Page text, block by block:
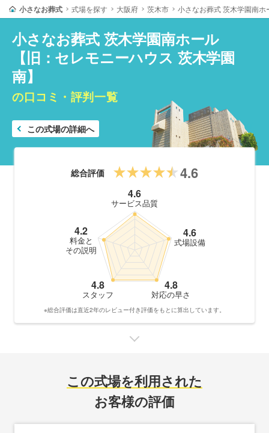
小さなお葬式 式場を探す 大阪府 茨木市 小さなお葬式 茨木学園南
小さなお葬式 茨木学園南ホール
【旧：セレモニーハウス 茨木学園
南】
の口コミ・評判一覧
この式場の詳細へ
総合評価 4.6
4.6
サービス品質
4.6
式場設備
4.8
対応の早さ
4.8
スタッフ
4.2
料金と
その説明
※総合評価は直近2年のレビュー付き評価をもとに算出しています。
この式場を利用された
お客様の評価